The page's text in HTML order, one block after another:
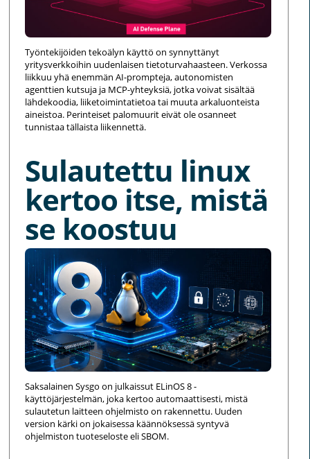
Työntekijöiden tekoälyn käyttö on synnyttänyt
yritysverkkoihin uudenlaisen tietoturvahaasteen. Verkossa
liikkuu yhä enemmän AI-prompteja, autonomisten
agenttien kutsuja ja MCP-yhteyksiä, jotka voivat sisältää
lähdekoodia, liiketoimintatietoa tai muuta arkaluonteista
aineistoa. Perinteiset palomuurit eivät ole osanneet
tunnistaa tällaista liikennettä.
Sulautettu linux
kertoo itse, mistä
se koostuu
Saksalainen Sysgo on julkaissut ELinOS 8 -
käyttöjärjestelmän, joka kertoo automaattisesti, mistä
sulautetun laitteen ohjelmisto on rakennettu. Uuden
version kärki on jokaisessa käännöksessä syntyvä
ohjelmiston tuoteseloste eli SBOM.